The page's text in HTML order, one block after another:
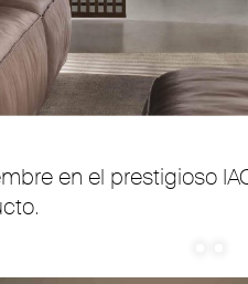
en el prestigioso